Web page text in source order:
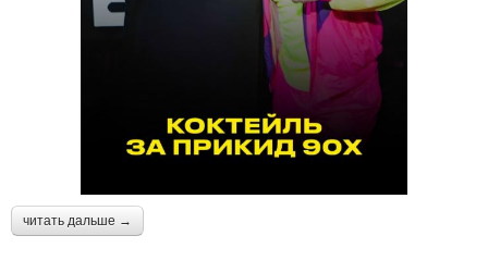
читать дальше →